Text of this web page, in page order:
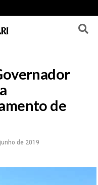
de
de 2019